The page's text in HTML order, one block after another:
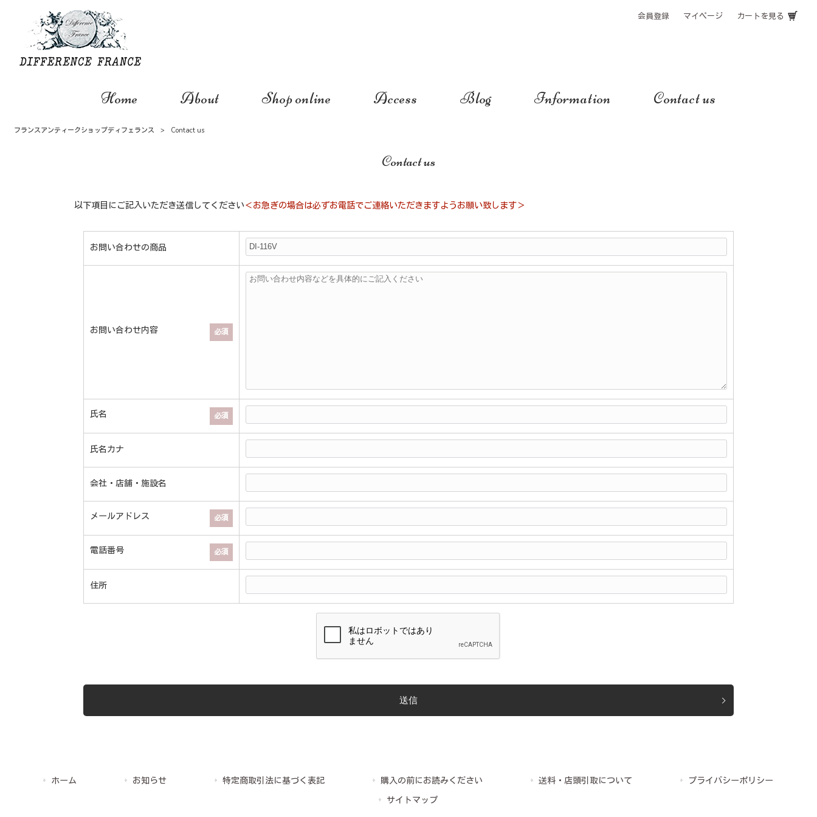
会員登録 マイページ カートを見る
Home About Shop online Access Blog Information Contact us
フランスアンティークショップディフェランス > Contact us
Contact us
以下項目にご記入いただき送信してください＜お急ぎの場合は必ずお電話でご連絡いただきますようお願い致します＞
お問い合わせの商品
お問い合わせ内容 必須
氏名 必須
氏名カナ
会社・店舗・施設名
メールアドレス 必須
電話番号 必須
住所
ホーム お知らせ 特定商取引法に基づく表記 購入の前にお読みください 送料・店頭引取について
プライバシーポリシー
サイトマップ